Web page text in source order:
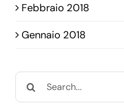
Febbraio 2018
Gennaio 2018
Search
for: